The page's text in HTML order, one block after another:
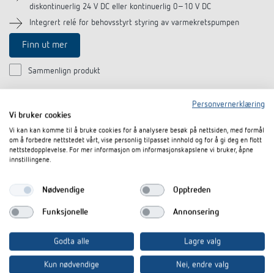
diskontinuerlig 24 V DC eller kontinuerlig 0–10 V DC
Integrert relé for behovsstyrt styring av varmekretspumpen
Finn ut mer
Sammenlign produkt
Personvernerklæring
Vi bruker cookies
Vi kan kan komme til å bruke cookies for å analysere besøk på nettsiden, med formål
om å forbedre nettstedet vårt, vise personlig tilpasset innhold og for å gi deg en flott
nettstedopplevelse. For mer informasjon om informasjonskapslene vi bruker, åpne
innstillingene.
Nødvendige Opptreden
Funksjonelle Annonsering
Godta alle Lagre valg
Kun nødvendige Nei, endre valg